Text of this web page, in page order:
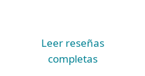
Leer reseñas
completas